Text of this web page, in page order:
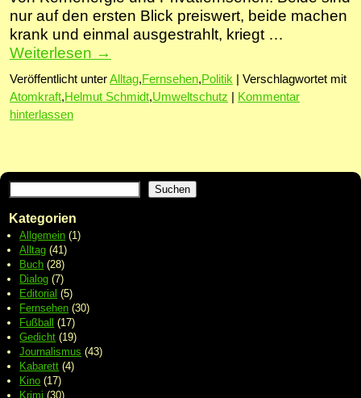
nur auf den ersten Blick preiswert, beide machen
krank und einmal ausgestrahlt, kriegt …
Weiterlesen →
Veröffentlicht unterAlltag,Fernsehen,Politik
Verschlagwortet mit
Atomkraft,Helmut Schmidt,Umweltschutz
Kommentar
hinterlassen
Suchen
Kategorien
Allgemein (1)
Alltag (41)
Buch (28)
Dialog (7)
Editorial (5)
Fernsehen (30)
Fußball (17)
Gedicht (19)
Journalismus (43)
Kabarett (4)
Kino (17)
Krimi (30)